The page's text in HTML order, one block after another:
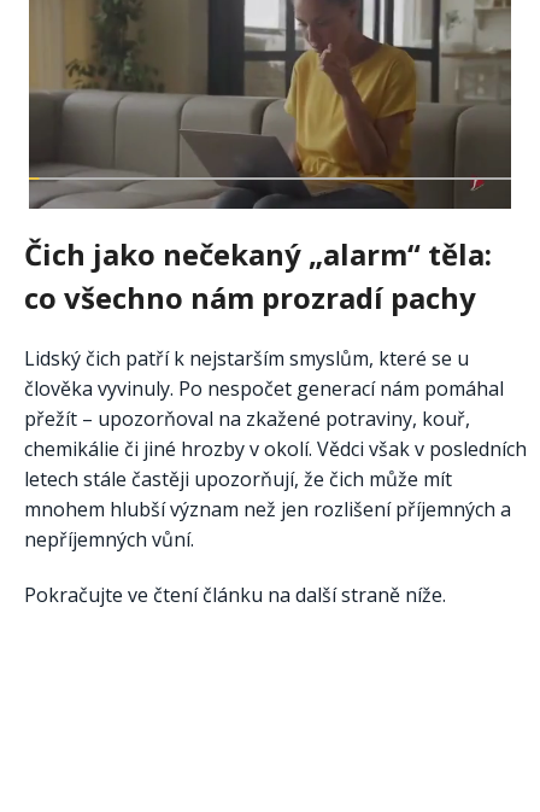
Čich jako nečekaný „alarm“ těla:
co všechno nám prozradí pachy
Lidský čich patří k nejstarším smyslům, které se u
člověka vyvinuly. Po nespočet generací nám pomáhal
přežít – upozorňoval na zkažené potraviny, kouř,
chemikálie či jiné hrozby v okolí. Vědci však v posledních
letech stále častěji upozorňují, že čich může mít
mnohem hlubší význam než jen rozlišení příjemných a
nepříjemných vůní.
Pokračujte ve čtení článku na další straně níže.